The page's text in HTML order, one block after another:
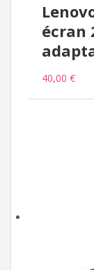
écran
40,00 €